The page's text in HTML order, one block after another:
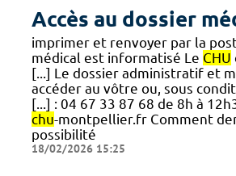
Accès au dossier
imprimer et renvoyer par la
médical est informatisé Le CHU
[...] Le dossier administratif et
accéder au vôtre ou, sous
[...] : 04 67 33 87 68 de 8h à
chu-montpellier.fr Comment
possibilité
18/02/2026 15:25